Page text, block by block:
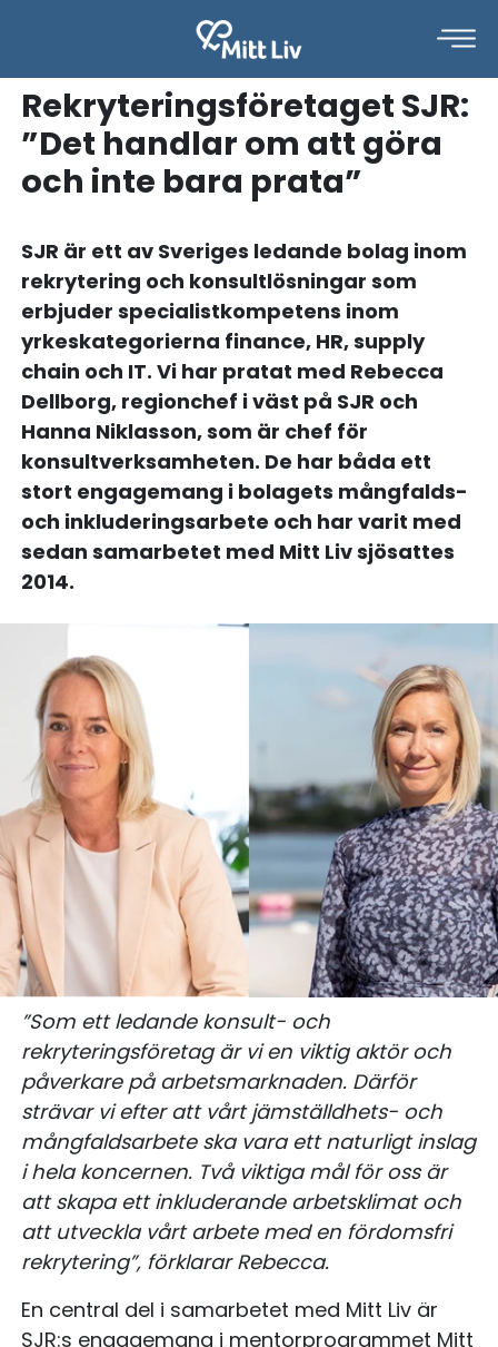
Rekryteringsföretaget SJR:
”Det handlar om att göra
och inte bara prata”
SJR är ett av Sveriges ledande bolag inom
rekrytering och konsultlösningar som
erbjuder specialistkompetens inom
yrkeskategorierna finance, HR, supply
chain och IT. Vi har pratat med Rebecca
Dellborg, regionchef i väst på SJR och
Hanna Niklasson, som är chef för
konsultverksamheten. De har båda ett
stort engagemang i bolagets mångfalds-
och inkluderingsarbete och har varit med
sedan samarbetet med Mitt Liv sjösattes
2014.
”Som ett ledande konsult- och
rekryteringsföretag är vi en viktig aktör och
påverkare på arbetsmarknaden. Därför
strävar vi efter att vårt jämställdhets- och
mångfaldsarbete ska vara ett naturligt inslag
i hela koncernen. Två viktiga mål för oss är
att skapa ett inkluderande arbetsklimat och
att utveckla vårt arbete med en fördomsfri
rekrytering”, förklarar Rebecca.
En central del i samarbetet med Mitt Liv är
SJR:s engagemang i mentorprogrammet Mitt